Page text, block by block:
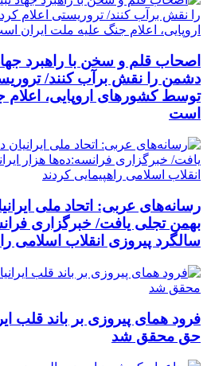
اصحاب قلم و سخن با راهبرد
دشمن را نقش برآب کنند/
توسط کشورهای اروپایی، اعلام
است
بهمن تجلی یافت/ خبرگزاری
سالگرد پیروزی انقلاب اسلامی
فرود همای پیروزی بر باند قلب
حق محقق شد